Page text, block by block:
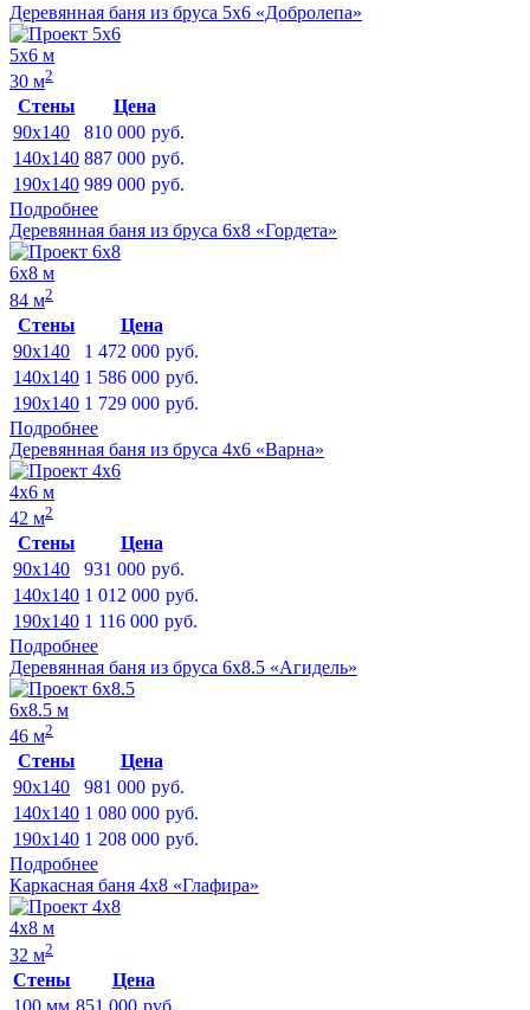
Деревянная баня из бруса 5х6 «Добролепа»
5х6 м
30 м2
Стены
Цена
90x140
810 000 руб.
140x140 887 000 руб.
190x140 989 000 руб.
Подробнее
Деревянная баня из бруса 6х8 «Гордета»
6х8 м
84 м2
Стены
Цена
90x140
1 472 000 руб.
140x140 1 586 000 руб.
190x140 1 729 000 руб.
Подробнее
Деревянная баня из бруса 4х6 «Варна»
4х6 м
42 м2
Стены
Цена
90x140
931 000 руб.
140x140 1 012 000 руб.
190x140 1 116 000 руб.
Подробнее
Деревянная баня из бруса 6х8.5 «Агидель»
6х8.5 м
46 м2
Стены
Цена
90x140
981 000 руб.
140x140 1 080 000 руб.
190x140 1 208 000 руб.
Подробнее
Каркасная баня 4х8 «Глафира»
4х8 м
32 м2
Стены
Цена
100 мм 851 000 руб.